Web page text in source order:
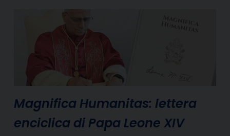
Magnifica Humanitas: lettera
enciclica di Papa Leone XIV